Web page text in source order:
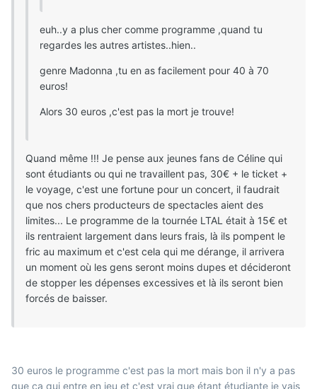
euh..y a plus cher comme programme ,quand tu
regardes les autres artistes..hien..
genre Madonna ,tu en as facilement pour 40 à 70
euros!
Alors 30 euros ,c'est pas la mort je trouve!
Quand même !!! Je pense aux jeunes fans de Céline qui
sont étudiants ou qui ne travaillent pas, 30€ + le ticket +
le voyage, c'est une fortune pour un concert, il faudrait
que nos chers producteurs de spectacles aient des
limites... Le programme de la tournée LTAL était à 15€ et
ils rentraient largement dans leurs frais, là ils pompent le
fric au maximum et c'est cela qui me dérange, il arrivera
un moment où les gens seront moins dupes et décideront
de stopper les dépenses excessives et là ils seront bien
forcés de baisser.
30 euros le programme c'est pas la mort mais bon il n'y a pas
que ça qui entre en jeu et c'est vrai que étant étudiante je vais